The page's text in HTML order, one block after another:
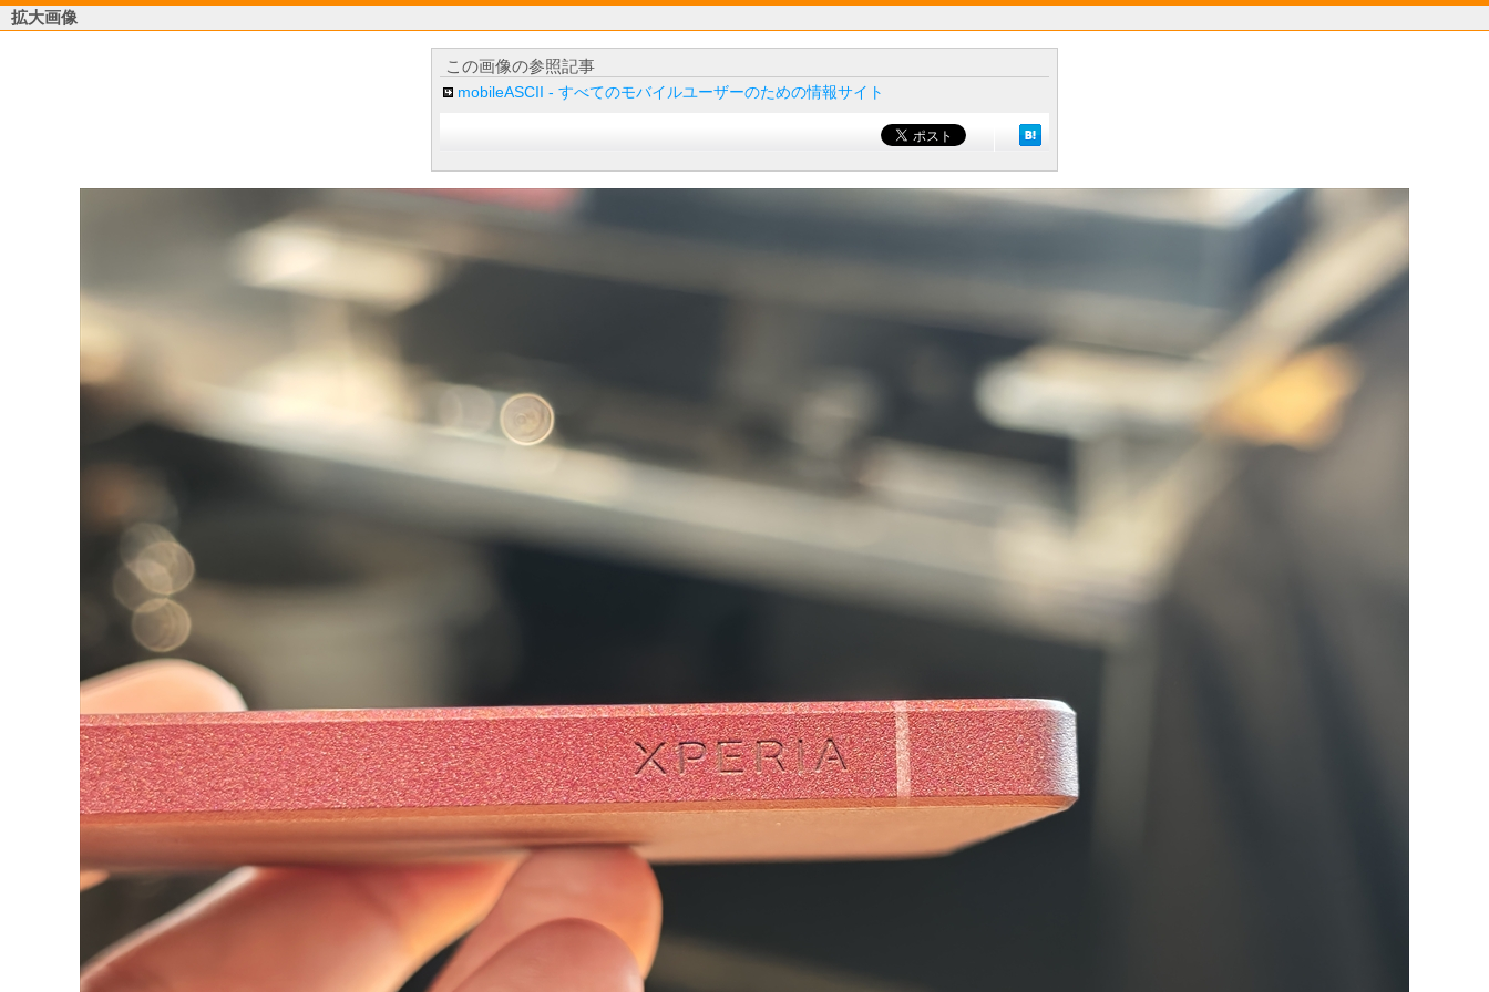
拡大画像
この画像の参照記事
mobileASCII - すべてのモバイルユーザーのための情報サイト